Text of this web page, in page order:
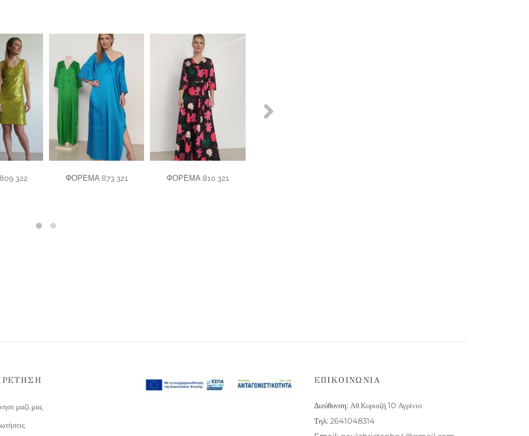
322 ΦΟΡΕΜΑ 873 321 ΦΟΡΕΜΑ 810 321
μαζί μας
ΕΠΙΚΟΙΝΩΝΙΑ
Διεύθυνση: Αθ.Κυριαζή 10 Αγρίνιο
Τηλ: 2641048314